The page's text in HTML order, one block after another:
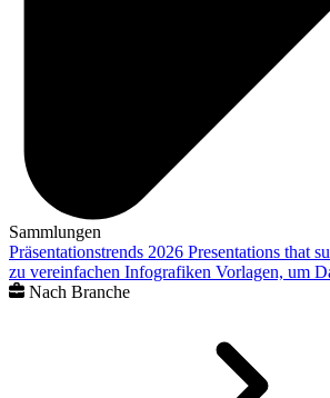
Sammlungen
Präsentationstrends 2026 Presentations that
zu vereinfachen Infografiken Vorlagen, um
Nach Branche